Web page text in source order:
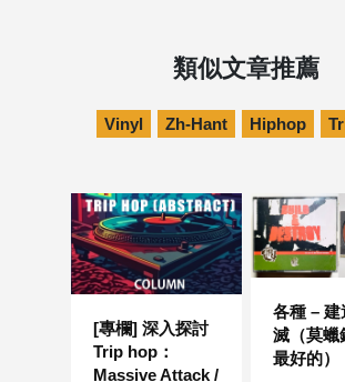
類似文章推薦
Vinyl Zh-Hant Hiphop
[專欄] 深入探討
Trip hop：
Massive Attack /
各種 – 建
滅（莫蠟
最好的）